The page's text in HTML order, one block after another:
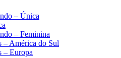
– Única
– Feminina
– América do Sul
– Europa